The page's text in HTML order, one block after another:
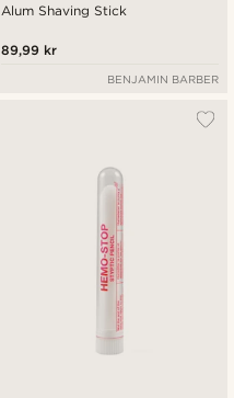
Alum Shaving Stick
89,99 kr
BENJAMIN BARBER